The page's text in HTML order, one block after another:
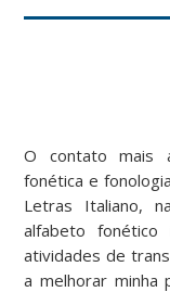
O contato mais
fonética e
Letras Italiano,
alfabeto
atividades de
a melhorar minha